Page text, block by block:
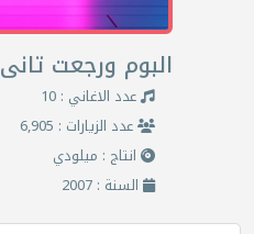
البوم ورجعت تانى
عدد الاغاني : 10
عدد الزيارات : 6,905
انتاج : ميلودي
السنة : 2007